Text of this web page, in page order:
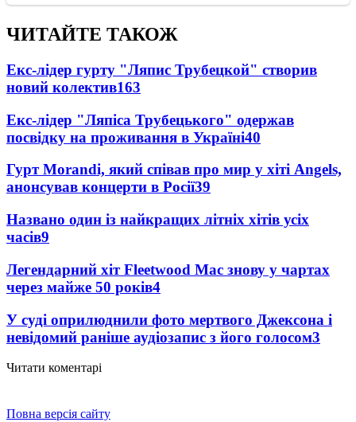
ЧИТАЙТЕ ТАКОЖ
Екс-лідер гурту "Ляпис Трубецкой" створив
новий колектив163
Екс-лідер "Ляпіса Трубецького" одержав
посвідку на проживання в Україні40
Гурт Morandi, який співав про мир у хіті Angels,
анонсував концерти в Росії39
Названо один із найкращих літніх хітів усіх
часів9
Легендарний хіт Fleetwood Mac знову у чартах
через майже 50 років4
У суді оприлюднили фото мертвого Джексона і
невідомий раніше аудіозапис з його голосом3
Читати коментарі
Повна версія сайту